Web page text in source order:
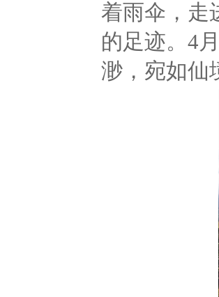
着雨伞，走
的足迹。4
渺，宛如仙